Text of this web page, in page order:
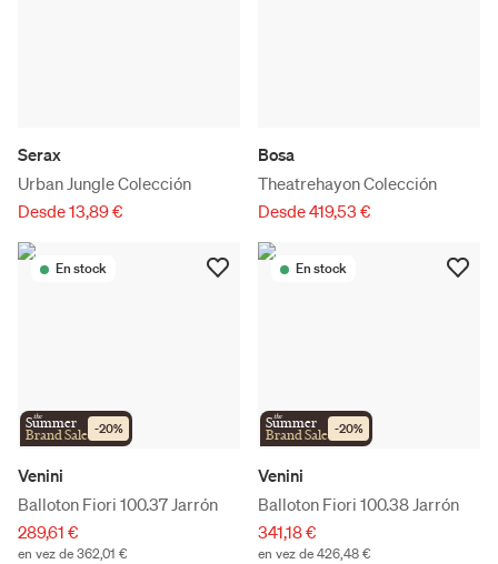
Serax
Urban Jungle Colección
Desde 13,89 €
Bosa
Theatrehayon Colección
Desde 419,53 €
En stock
the
Summer
Brand Sale -20%
Venini
Balloton Fiori 100.37 Jarrón
289,61 €
en vez de 362,01 €
En stock
the
Summer
Brand Sale -20%
Venini
Balloton Fiori 100.38 Jarrón
341,18 €
en vez de 426,48 €